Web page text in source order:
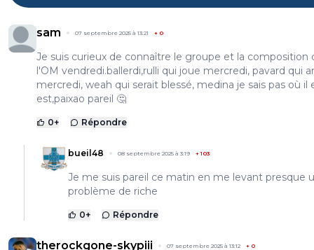
sam 07 septembre 2025 à 13:21 + 0
Je suis curieux de connaître le groupe et la composition
l'OM vendredi.ballerdi,rulli qui joue mercredi, pavard qui
mercredi, weah qui serait blessé, medina je sais pas où il
est,paixao pareil 🤔
0+ Répondre
bueil48 08 septembre 2025 à 3:19 +103
Je me suis pareil ce matin en me levant presque
problème de riche
0+ Répondre
therockgone-skypiii 07 septembre 2025 à 13:12 + 0